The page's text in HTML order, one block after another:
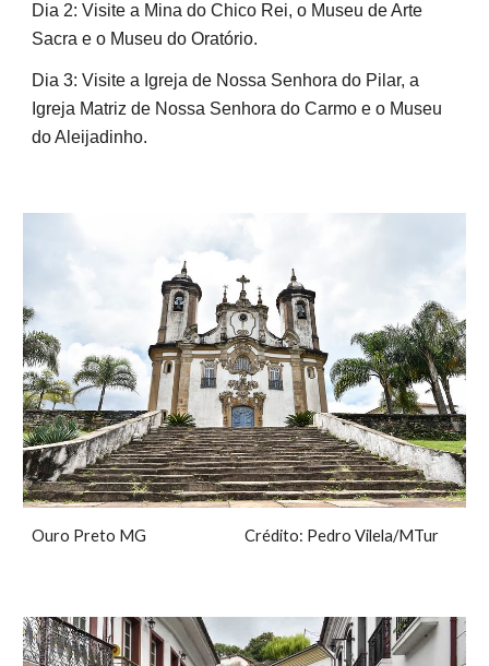
Dia 2: Visite a Mina do Chico Rei, o Museu de Arte
Sacra e o Museu do Oratório.
Dia 3: Visite a Igreja de Nossa Senhora do Pilar, a
Igreja Matriz de Nossa Senhora do Carmo e o Museu
do Aleijadinho.
Ouro Preto MG Crédito: Pedro Vilela/MTur